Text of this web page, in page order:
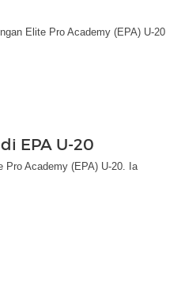
Elite Pro Academy (EPA) U-20
EPA U-20
Pro Academy (EPA) U-20. Ia